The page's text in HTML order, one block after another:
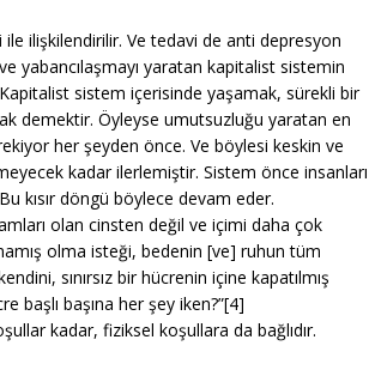
ilişkilendirilir. Ve tedavi de anti depresyon
ve yabancılaşmayı yaratan kapitalist sistemin
sistem içerisinde yaşamak, sürekli bir
demektir. Öyleyse umutsuzluğu yaratan en
her şeyden önce. Ve böylesi keskin ve
kadar ilerlemiştir. Sistem önce insanları
kısır döngü böylece devam eder.
olan cinsten değil ve içimi daha çok
olma isteği, bedenin [ve] ruhun tüm
sınırsız bir hücrenin içine kapatılmış
başlı başına her şey iken?”[4]
kadar, fiziksel koşullara da bağlıdır.